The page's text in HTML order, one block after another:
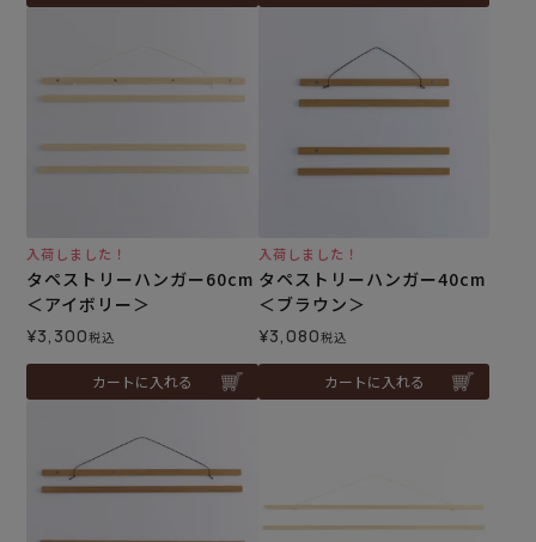
入荷しました！
タペストリーハンガー60cm
＜アイボリー＞
¥3,300税込
カートに入れる
入荷しました！
タペストリーハンガー40cm
＜ブラウン＞
¥3,080税込
カートに入れる